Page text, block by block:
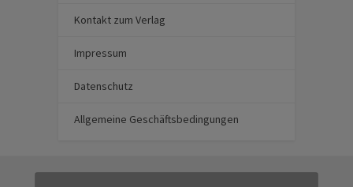
Kontakt zum Verlag
Impressum
Datenschutz
Allgemeine Geschäftsbedingungen